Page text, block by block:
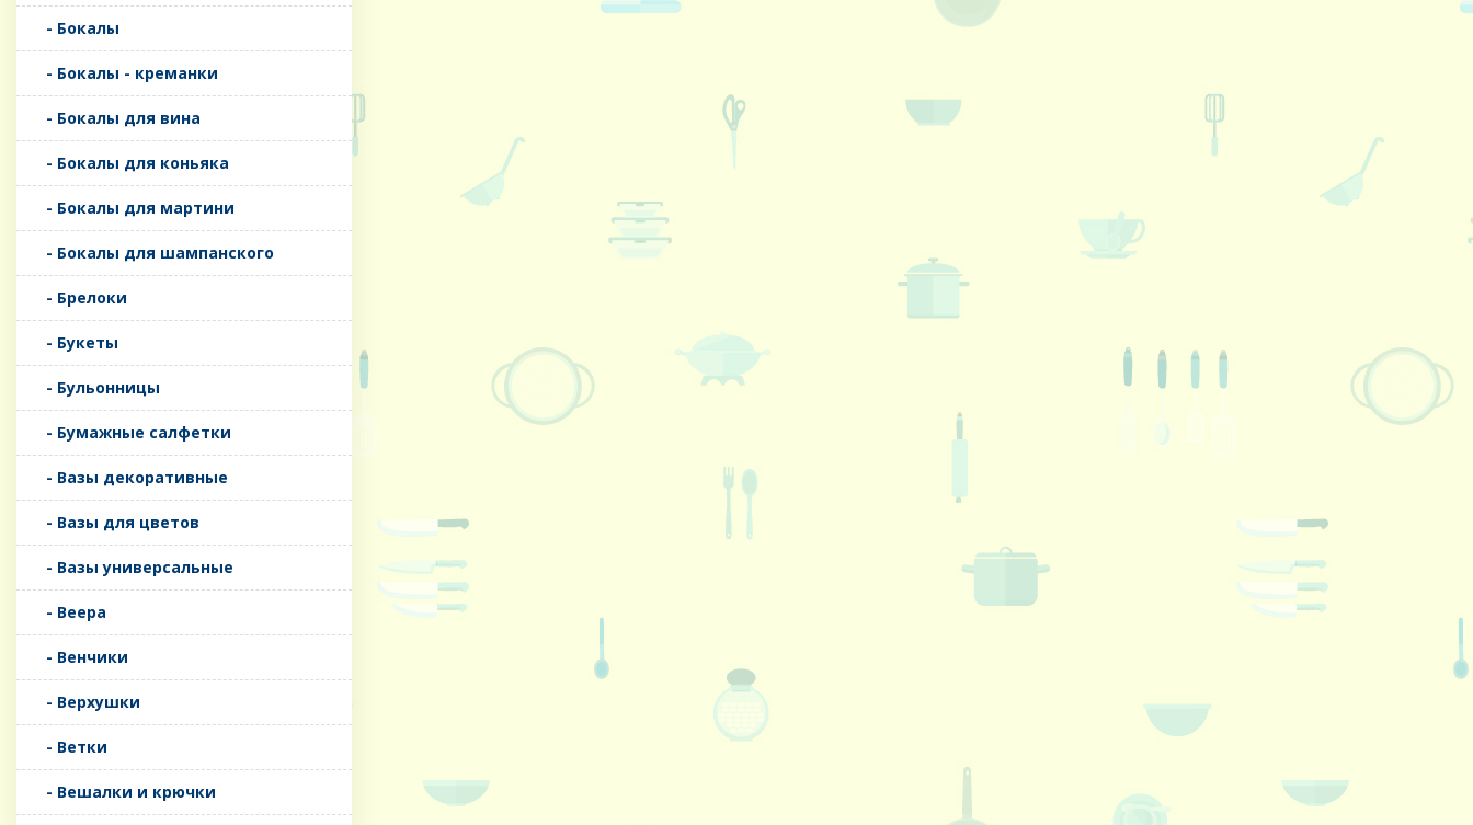
- Бокалы
- Бокалы - креманки
- Бокалы для вина
- Бокалы для коньяка
- Бокалы для мартини
- Бокалы для шампанского
- Брелоки
- Букеты
- Бульонницы
- Бумажные салфетки
- Вазы декоративные
- Вазы для цветов
- Вазы универсальные
- Веера
- Венчики
- Верхушки
- Ветки
- Вешалки и крючки